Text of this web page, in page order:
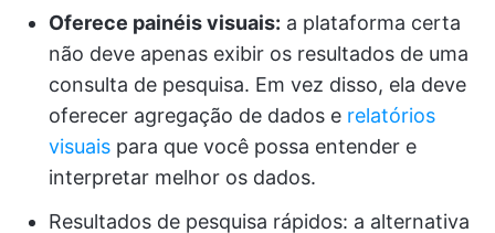
Oferece painéis visuais: a plataforma certa
não deve apenas exibir os resultados de uma
consulta de pesquisa. Em vez disso, ela deve
oferecer agregação de dados e relatórios
visuais para que você possa entender e
interpretar melhor os dados.
Resultados de pesquisa rápidos: a alternativa